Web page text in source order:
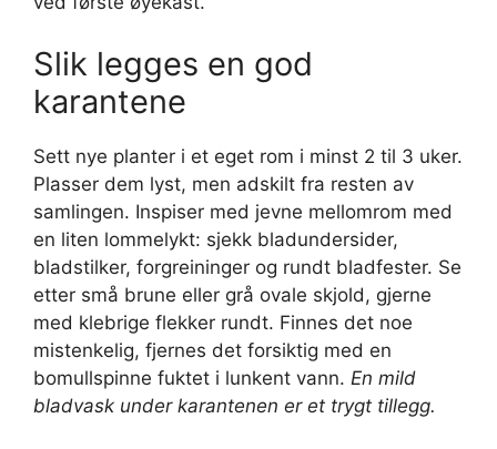
Slik legges en god
karantene
Sett nye planter i et eget rom i minst 2 til 3 uker.
Plasser dem lyst, men adskilt fra resten av
samlingen. Inspiser med jevne mellomrom med
en liten lommelykt: sjekk bladundersider,
bladstilker, forgreininger og rundt bladfester. Se
etter små brune eller grå ovale skjold, gjerne
med klebrige flekker rundt. Finnes det noe
mistenkelig, fjernes det forsiktig med en
bomullspinne fuktet i lunkent vann. En mild
bladvask under karantenen er et trygt tillegg.